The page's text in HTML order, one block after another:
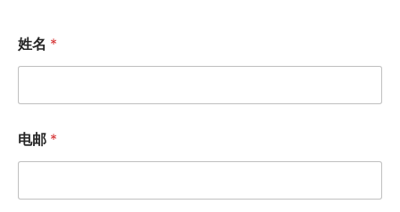
姓名 *
电邮 *